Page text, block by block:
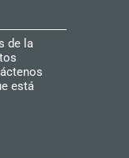
de la
está